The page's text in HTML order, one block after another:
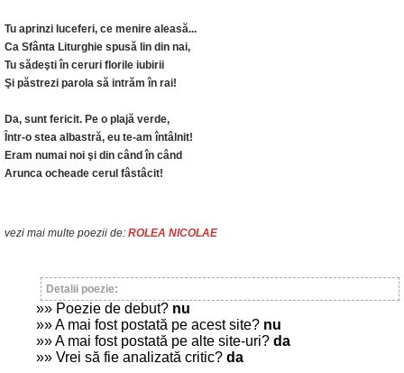
Tu aprinzi luceferi, ce menire aleasă...
Ca Sfânta Liturghie spusă lin din nai,
Tu sădeşti în ceruri florile iubirii
Şi păstrezi parola să intrăm în rai!
Da, sunt fericit. Pe o plajă verde,
Într-o stea albastră, eu te-am întâlnit!
Eram numai noi şi din când în când
Arunca ocheade cerul fâstâcit!
vezi mai multe poezii de: ROLEA NICOLAE
Detalii poezie:
»» Poezie de debut? nu
»» A mai fost postată pe acest site? nu
»» A mai fost postată pe alte site-uri? da
»» Vrei să fie analizată critic? da